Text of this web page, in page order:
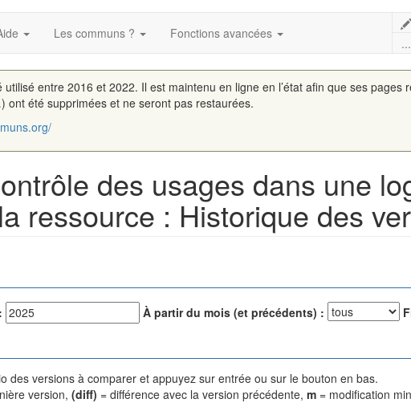
Les communs ? Fonctions avancées
...
entre 2016 et 2022. Il est maintenu en ligne en l’état afin que ses pages
ont été supprimées et ne seront pas restaurées.
des usages dans une
ressource : Historique des
À partir du mois (et précédents) :
des versions à comparer et appuyez sur entrée ou sur le bouton en bas.
version, (diff) = différence avec la version précédente, m = modification